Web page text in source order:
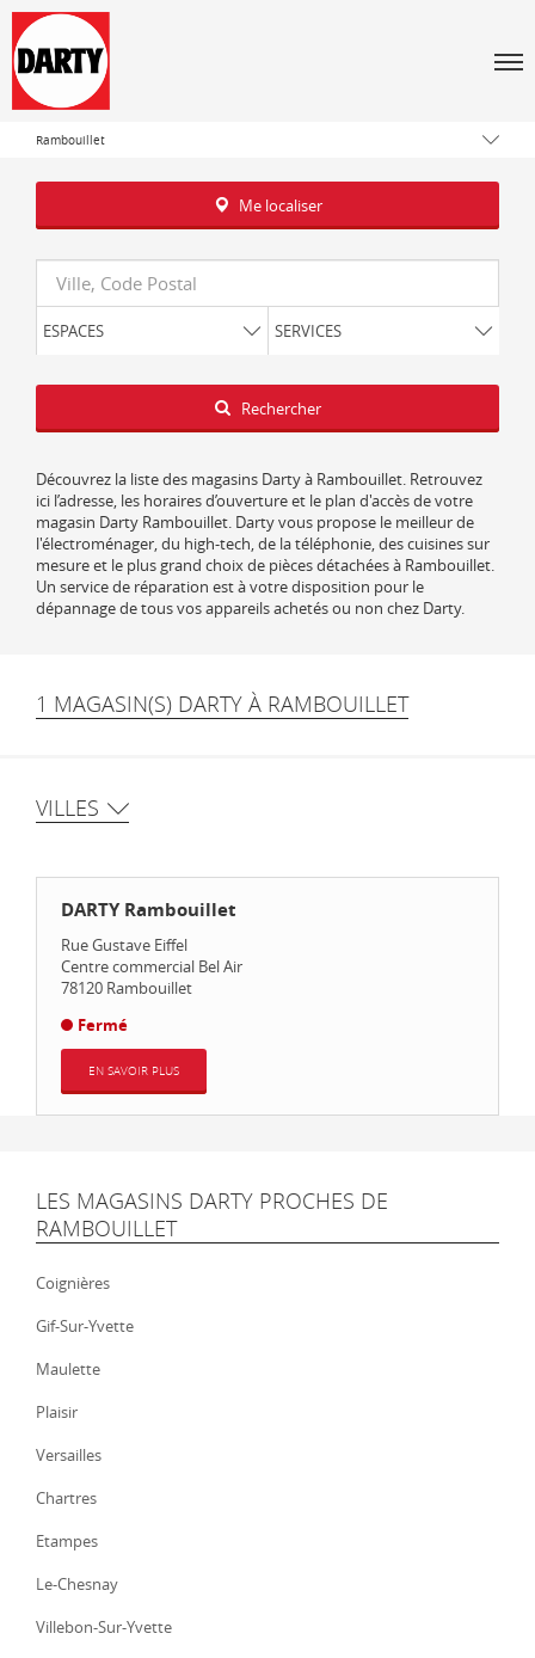
Tous les magasins Darty
Île-de-France
Yvelines
Rambouillet
Me localiser
Requête
ESPACES SERVICES
Latitude
Longitude
Rechercher
Découvrez la liste des magasins Darty à Rambouillet. Retrouvez
ici l’adresse, les horaires d’ouverture et le plan d'accès de votre
magasin Darty Rambouillet. Darty vous propose le meilleur de
l'électroménager, du high-tech, de la téléphonie, des cuisines sur
mesure et le plus grand choix de pièces détachées à Rambouillet.
Un service de réparation est à votre disposition pour le
dépannage de tous vos appareils achetés ou non chez Darty.
1 MAGASIN(S) DARTY À RAMBOUILLET
VILLES
DARTY Rambouillet
Rue Gustave Eiffel
Centre commercial Bel Air
78120 Rambouillet
Fermé
EN SAVOIR PLUS
LES MAGASINS DARTY PROCHES DE
RAMBOUILLET
Coignières
Gif-Sur-Yvette
Maulette
Plaisir
Versailles
Chartres
Etampes
Le-Chesnay
Villebon-Sur-Yvette